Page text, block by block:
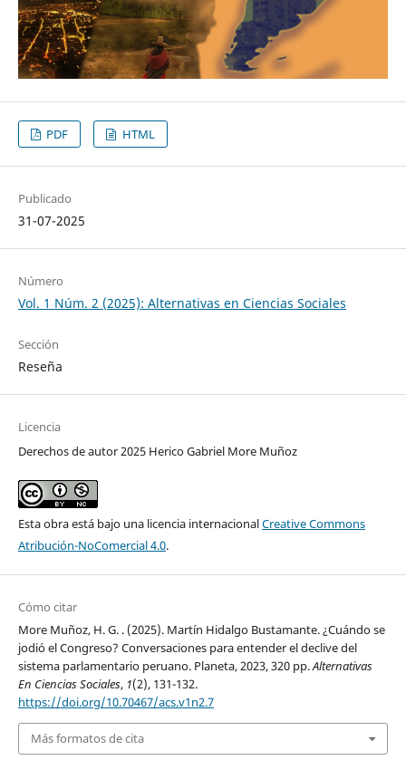
PDF HTML
Publicado
31-07-2025
Número
Vol. 1 Núm. 2 (2025): Alternativas en Ciencias Sociales
Sección
Reseña
Licencia
Derechos de autor 2025 Herico Gabriel More Muñoz
Esta obra está bajo una licencia internacionalCreative Commons
Atribución-NoComercial 4.0.
Cómo citar
More Muñoz, H. G. . (2025). Martín Hidalgo Bustamante. ¿Cuándo se
jodió el Congreso? Conversaciones para entender el declive del
sistema parlamentario peruano. Planeta, 2023, 320 pp.Alternativas
En Ciencias Sociales, 1(2), 131-132.
https://doi.org/10.70467/acs.v1n2.7
Más formatos de cita